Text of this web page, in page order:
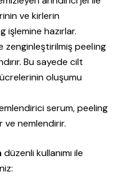
ve kirlerin
işlemine hazırlar.
zenginleştirilmiş peeling
Bu sayede cilt
oluşumu
serum, peeling
ve nemlendirir.
düzenli kullanımı ile